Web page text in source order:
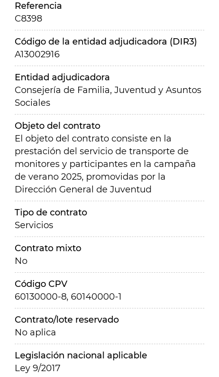
Referencia
C8398
Código de la entidad adjudicadora (DIR3)
A13002916
Entidad adjudicadora
Consejería de Familia, Juventud y Asuntos
Sociales
Objeto del contrato
El objeto del contrato consiste en la
prestación del servicio de transporte de
monitores y participantes en la campaña
de verano 2025, promovidas por la
Dirección General de Juventud
Tipo de contrato
Servicios
Contrato mixto
No
Código CPV
60130000-8, 60140000-1
Contrato/lote reservado
No aplica
Legislación nacional aplicable
Ley 9/2017